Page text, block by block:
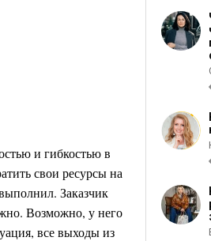
и гибкостью в
свои ресурсы на
Заказчик
Возможно, у него
все выходы из